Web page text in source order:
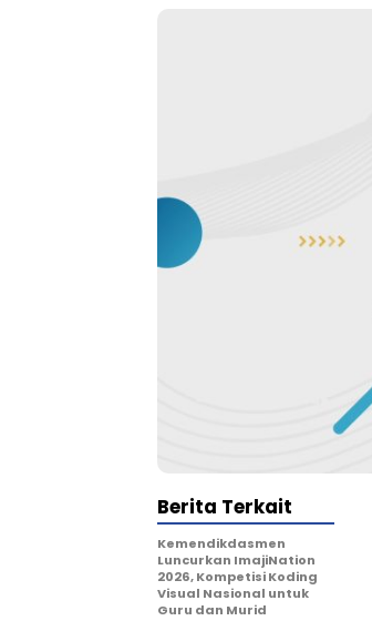
Berita Terkait
Kemendikdasmen
Luncurkan ImajiNation
2026, Kompetisi Koding
Visual Nasional untuk
Guru dan Murid